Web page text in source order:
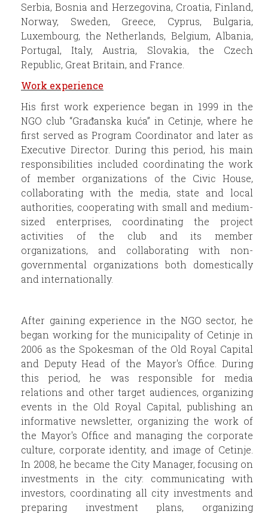
Serbia, Bosnia and Herzegovina, Croatia, Finland,
Norway, Sweden, Greece, Cyprus, Bulgaria,
Luxembourg, the Netherlands, Belgium, Albania,
Portugal, Italy, Austria, Slovakia, the Czech
Republic, Great Britain, and France.
Work experience
His first work experience began in 1999 in the
NGO club “Građanska kuća” in Cetinje, where he
first served as Program Coordinator and later as
Executive Director. During this period, his main
responsibilities included coordinating the work
of member organizations of the Civic House,
collaborating with the media, state and local
authorities, cooperating with small and medium-
sized enterprises, coordinating the project
activities of the club and its member
organizations, and collaborating with non-
governmental organizations both domestically
and internationally.
After gaining experience in the NGO sector, he
began working for the municipality of Cetinje in
2006 as the Spokesman of the Old Royal Capital
and Deputy Head of the Mayor's Office. During
this period, he was responsible for media
relations and other target audiences, organizing
events in the Old Royal Capital, publishing an
informative newsletter, organizing the work of
the Mayor's Office and managing the corporate
culture, corporate identity, and image of Cetinje.
In 2008, he became the City Manager, focusing on
investments in the city: communicating with
investors, coordinating all city investments and
preparing investment plans, organizing